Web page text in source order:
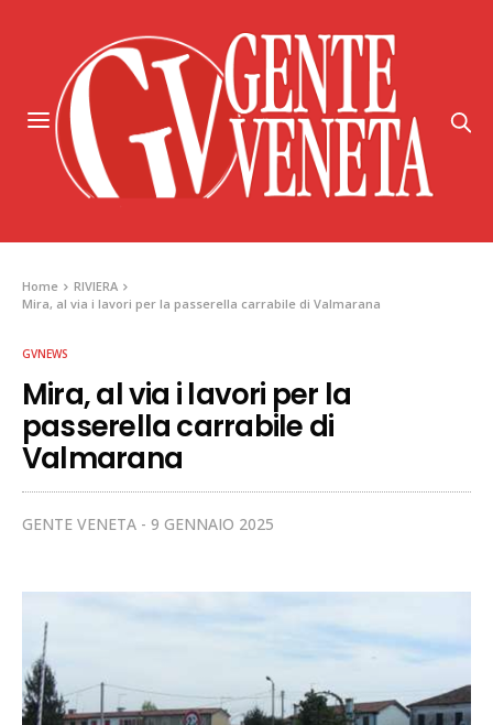
Home
RIVIERA
Mira, al via i lavori per la passerella carrabile di Valmarana
GVNEWS
Mira, al via i lavori per la
passerella carrabile di
Valmarana
GENTE VENETA 9 GENNAIO 2025